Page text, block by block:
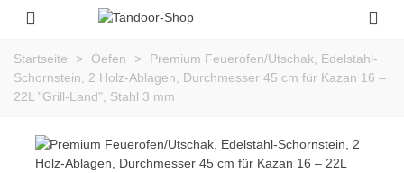
Startseite > Oefen >
Premium Feuerofen/Utschak, Edelstahl-
Schornstein, 2 Holz-Ablagen, Durchmesser 45 cm für Kazan 16 –
22L "Grill-Land", Stahl 3 mm